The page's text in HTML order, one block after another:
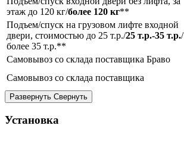
этаж до 120 кг/более 120 кг**
Подъем/спуск на грузовом лифте входной
двери, стоимостью до 25 т.р./25 т.р.-35 т.р./
более 35 т.р.**
Самовывоз со склада поставщика Браво
Самовывоз со склада поставщика
Развернуть Свернуть
Установка